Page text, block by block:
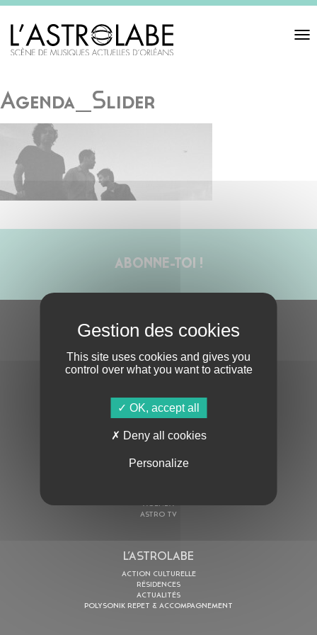
Toggle
Agenda_Slider
ABONNE-TOI !
S'ABONNER À LA NEWSLETTER
En cochant cette case, j’accepte la Politique de confidentialité
AGENDA
ASTRO TV
L’ASTROLABE
ACTION CULTURELLE
RÉSIDENCES
ACTUALITÉS
POLYSONIK REPET & ACCOMPAGNEMENT
This site uses cookies and gives you
control over what you want to activate
OK, accept all
Deny all cookies
Personalize